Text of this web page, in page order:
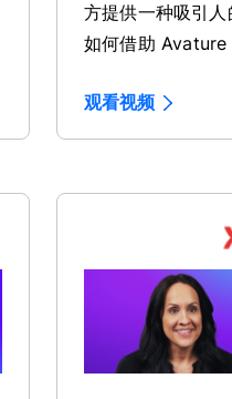
方提供一种吸引
如何借助 Avature
观看视频